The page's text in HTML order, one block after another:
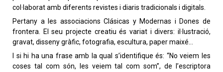
col·laborat amb diferents revistes i diaris tradicionals i digitals.
Pertany a les associacions Clásicas y Modernas i Dones de
frontera. El seu projecte creatiu és variat i divers: il·lustració,
gravat, disseny gràfic, fotografia, escultura, paper maixé…
I si hi ha una frase amb la qual s’identifique és: “No veiem les
coses tal com són, les veiem tal com som”, de l’escriptora